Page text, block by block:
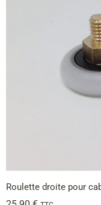
Roulette droite pour